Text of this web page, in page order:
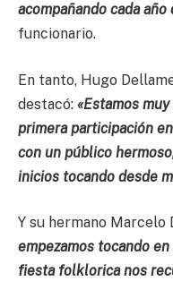
acompañando cada
funcionario.
En tanto, Hugo
destacó: «Estamos
primera participación
con un público
inicios tocando desde
Y su hermano Marcelo
empezamos tocando
fiesta folklorica nos